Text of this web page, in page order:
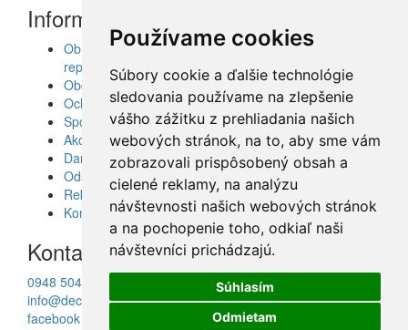
Používame cookies
Súbory cookie a ďalšie technológie
sledovania používame na zlepšenie
vášho zážitku z prehliadania našich
webových stránok, na to, aby sme vám
zobrazovali prispôsobený obsah a
cielené reklamy, na analýzu
návštevnosti našich webových stránok
a na pochopenie toho, odkiaľ naši
návštevníci prichádzajú.
Súhlasím
Odmietam
Informácie
Obrazy, nálepky, fototapety, šablóny, dekorácie,
reprodukcie
Obchodné podmienky
Ochrana osobných údajov
Spolupráca
Akcie a Doručenie
Darčekové poukážky
Odstúpenie od zmluvy - vrátenie tovaru
Reklamácia tovaru
Kontakt
Kontakt
0948 504 403
info@decotrend.sk
facebook